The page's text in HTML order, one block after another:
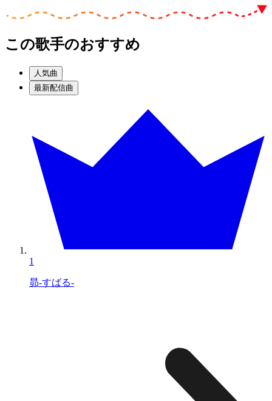
この歌手のおすすめ
人気曲
最新配信曲
1
昴-すばる-